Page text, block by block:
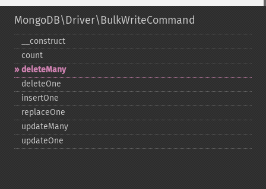
MongoDB\Driver\BulkWriteCommand
_​_​construct
count
deleteMany
deleteOne
insertOne
replaceOne
updateMany
updateOne